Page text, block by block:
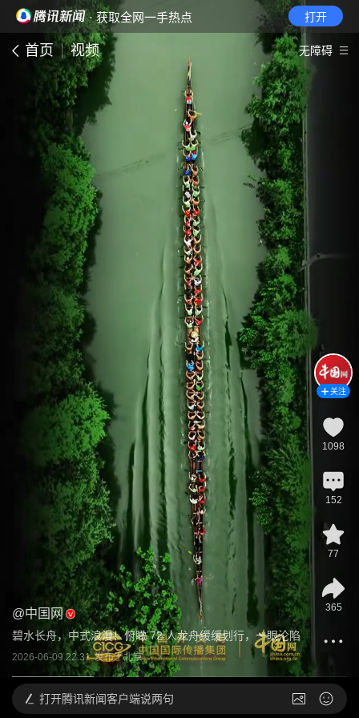
· 获取全网一手热点 打开
首页 视频 无障碍
@中国网
碧水长舟，中式浪漫！俯瞰 72 人龙舟缓缓划行，一眼沦陷
2026-06-09 22:31 发布于北京
关注
1098
152
77
365
打开腾讯新闻客户端说两句